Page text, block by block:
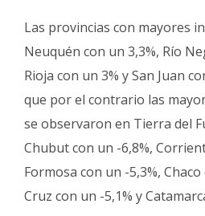
Las provincias con mayores
Neuquén con un 3,3%, Río
Rioja con un 3% y San Juan
que por el contrario las
se observaron en Tierra del
Chubut con un -6,8%,
Formosa con un -5,3%,
Cruz con un -5,1% y